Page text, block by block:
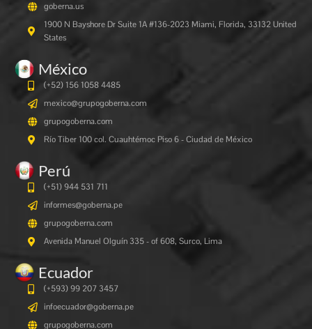
goberna.us
1900 N Bayshore Dr Suite 1A #136-2023 Miami, Florida, 33132 United
States
México
(+52) 156 1058 4485
mexico@grupogoberna.com
grupogoberna.com
Río Tiber 100 col. Cuauhtémoc Piso 6 - Ciudad de México
Perú
(+51) 944 531 711
informes@goberna.pe
grupogoberna.com
Avenida Manuel Olguín 335 - of 608, Surco, Lima
Ecuador
(+593) 99 207 3457
infoecuador@goberna.pe
grupogoberna.com